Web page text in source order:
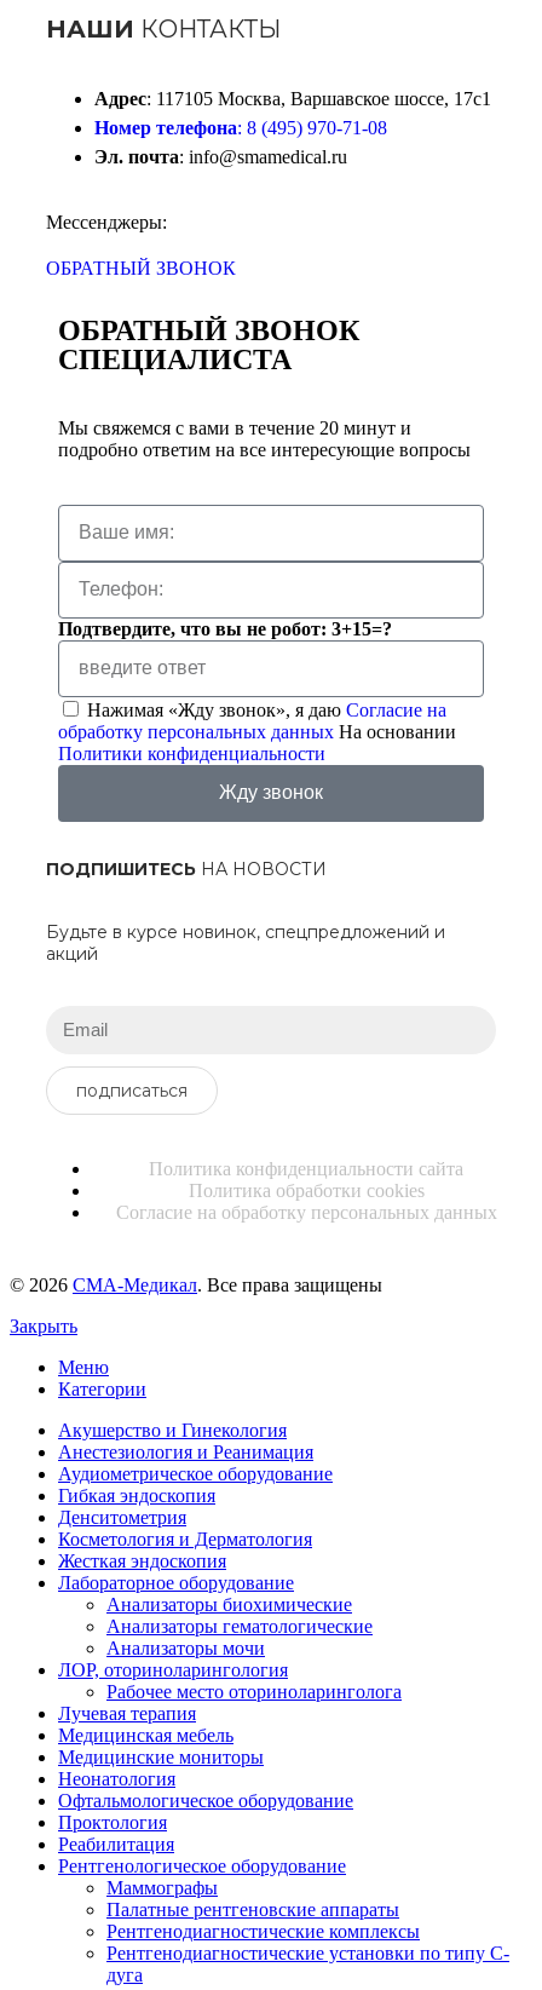
НАШИ КОНТАКТЫ
Адрес: 117105 Москва, Варшавское шоссе, 17с1
Номер телефона: 8 (495) 970-71-08
Эл. почта: info@smamedical.ru
Мессенджеры:
ОБРАТНЫЙ ЗВОНОК
ОБРАТНЫЙ ЗВОНОК
СПЕЦИАЛИСТА
Мы свяжемся с вами в течение 20 минут и
подробно ответим на все интересующие вопросы
Подтвердите, что вы не робот: 3+15=?
Нажимая «Жду звонок», я даю Согласие на
обработку персональных данных На основании
Политики конфиденциальности
Жду звонок
ПОДПИШИТЕСЬ НА НОВОСТИ
Будьте в курсе новинок, спецпредложений и
акций
подписаться
Политика конфиденциальности сайта
Политика обработки cookies
Согласие на обработку персональных данных
© 2026 СМА-Медикал. Все права защищены
Закрыть
Меню
Категории
Акушерство и Гинекология
Анестезиология и Реанимация
Аудиометрическое оборудование
Гибкая эндоскопия
Денситометрия
Косметология и Дерматология
Жесткая эндоскопия
Лабораторное оборудование
Анализаторы биохимические
Анализаторы гематологические
Анализаторы мочи
ЛОР, оториноларингология
Рабочее место оториноларинголога
Лучевая терапия
Медицинская мебель
Медицинские мониторы
Неонатология
Офтальмологическое оборудование
Проктология
Реабилитация
Рентгенологическое оборудование
Маммографы
Палатные рентгеновские аппараты
Рентгенодиагностические комплексы
Рентгенодиагностические установки по типу С-
дуга